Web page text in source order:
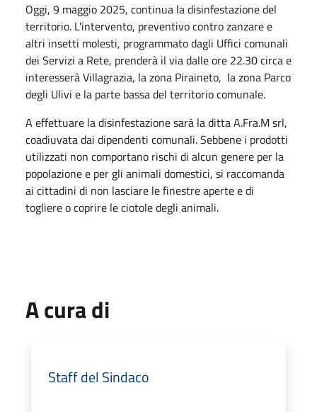
Oggi, 9 maggio 2025, continua la disinfestazione del
territorio. L'intervento, preventivo contro zanzare e
altri insetti molesti, programmato dagli Uffici comunali
dei Servizi a Rete, prenderà il via dalle ore 22.30 circa e
interesserà Villagrazia, la zona Piraineto, la zona Parco
degli Ulivi e la parte bassa del territorio comunale.
A effettuare la disinfestazione sarà la ditta A.Fra.M srl,
coadiuvata dai dipendenti comunali. Sebbene i prodotti
utilizzati non comportano rischi di alcun genere per la
popolazione e per gli animali domestici, si raccomanda
ai cittadini di non lasciare le finestre aperte e di
togliere o coprire le ciotole degli animali.
A cura di
Staff del Sindaco